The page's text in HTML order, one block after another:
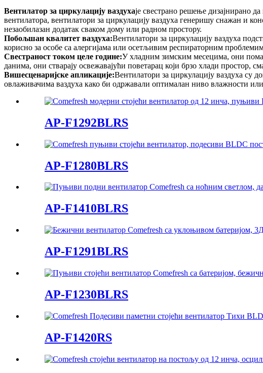
Вентилатор за циркулацију ваздухаје свестрано решење дизајнирано
вентилатора, вентилатори за циркулацију ваздуха генеришу снажан и
незаобилазан додатак сваком дому или радном простору.
Побољшан квалитет ваздуха:Вентилатори за циркулацију ваздуха
корисно за особе са алергијама или осетљивим респираторним
Свестраност током целе године:У хладним зимским месецима, они
данима, они стварају освежавајући поветарац који брзо хлади простор,
Вишесценаријске апликације:Вентилатори за циркулацију ваздуха су
овлаживачима ваздуха како би одржавали оптималан ниво влажности
AP-F1292BLRS
AP-F1280BLRS
AP-F1410BLRS
AP-F1291BLRS
AP-F1230BLRS
AP-F1420RS